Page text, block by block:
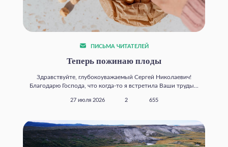
ПИСЬМА ЧИТАТЕЛЕЙ
Теперь пожинаю плоды
Здравствуйте, глубокоуважаемый Сергей Николаевич!
Благодарю Господа, что когда‑то я встретила Ваши труды...
27 июля 2026 2 655